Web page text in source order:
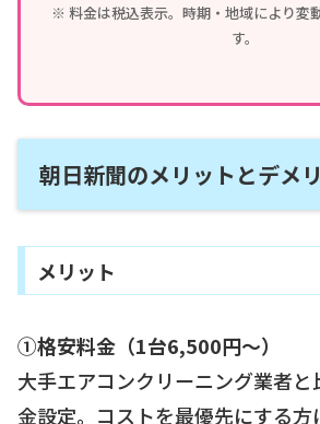
※ 料金は税込表示。時期・地域により変
す。
朝日新聞のメリットとデメ
メリット
①格安料金（1台6,500円〜）
大手エアコンクリーニング業者
金設定。コストを最優先にする方